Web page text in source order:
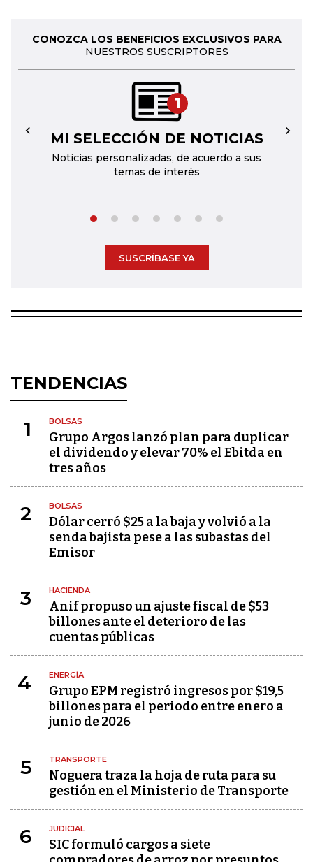
CONOZCA LOS BENEFICIOS EXCLUSIVOS PARA
NUESTROS SUSCRIPTORES
1
MI SELECCIÓN DE NOTICIAS
Noticias personalizadas, de acuerdo a sus
temas de interés
← →
SUSCRÍBASE YA
TENDENCIAS
1 BOLSAS
Grupo Argos lanzó plan para duplicar
el dividendo y elevar 70% el Ebitda en
tres años
2 BOLSAS
Dólar cerró $25 a la baja y volvió a la
senda bajista pese a las subastas del
Emisor
3 HACIENDA
Anif propuso un ajuste fiscal de $53
billones ante el deterioro de las
cuentas públicas
4 ENERGÍA
Grupo EPM registró ingresos por $19,5
billones para el periodo entre enero a
junio de 2026
5 TRANSPORTE
Noguera traza la hoja de ruta para su
gestión en el Ministerio de Transporte
6 JUDICIAL
SIC formuló cargos a siete